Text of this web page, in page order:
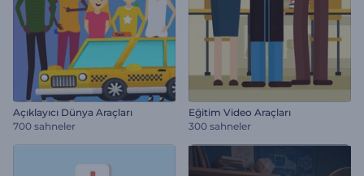
Açıklayıcı Dünya Araçları
700 sahneler
Eğitim Video Araçları
300 sahneler